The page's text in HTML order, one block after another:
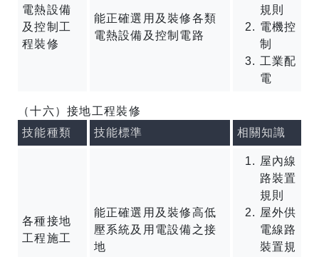
電熱設備
及控制工
程裝修
能正確選用及裝修各類
電熱設備及控制電路
規則
電機控
制
工業配
電
（十六）接地工程裝修
技能種類
技能標準 相關知識
各種接地
工程施工
能正確選用及裝修高低
壓系統及用電設備之接
地
屋內線
路裝置
規則
屋外供
電線路
裝置規